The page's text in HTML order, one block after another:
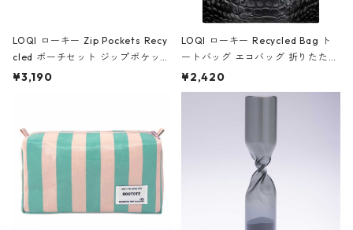
LOQI ローキー Zip Pockets Recy
cled ポーチセット ジップポケット
ファスナーポーチ 撥水加工 トラベ
ーガンディー、オフホワイト
¥3,190
LOQI ローキー Recycled Bag ト
ートバッグ エコバッグ 折りたたみ
大きめ 撥水加工 収納ポーチ CRO
CODILE/Black クロコダイル/ブラ
¥2,420